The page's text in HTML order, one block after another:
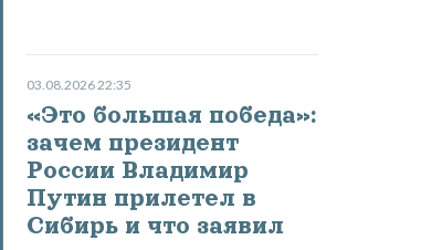
03.08.2026 22:35
«Это большая победа»:
зачем президент
России Владимир
Путин прилетел в
Сибирь и что заявил